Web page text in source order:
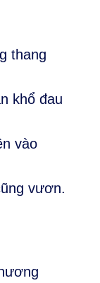
thang
khổ đau
vào
vươn.